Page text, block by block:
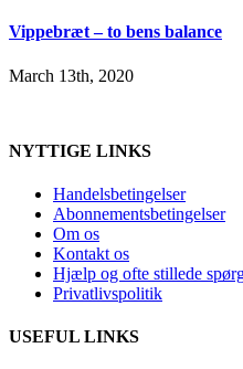
Vippebræt – to bens balance
March 13th, 2020
NYTTIGE LINKS
Handelsbetingelser
Abonnementsbetingelser
Om os
Kontakt os
Hjælp og ofte stillede
Privatlivspolitik
USEFUL LINKS